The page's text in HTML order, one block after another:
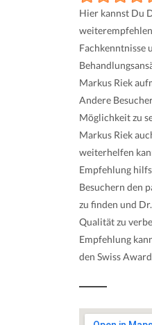
Hier kannst Du
Fachkenntnisse
Markus Riek
Andere
Möglichkeit zu
Markus Riek
weiterhelfen
Empfehlung
Besuchern den
zu finden und
Qualität zu
Empfehlung
den Swiss